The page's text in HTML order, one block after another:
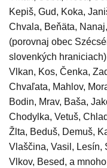
Kepiš, Gud, Koka,
Chvala, Beňäta,
(porovnaj obec
slovenkých
Vlkan, Kos, Čenka,
Chvaľata, Mahlov,
Bodin, Mrav, Baša,
Chodylka, Vetuš,
Žlta, Beduš, Demuš,
Vlaščina, Vasil, Lesín,
Vlkov, Besed, a